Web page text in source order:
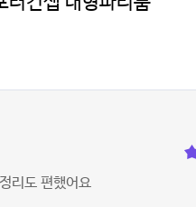
리도 편했어요